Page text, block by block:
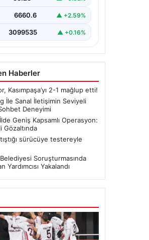
6660.6 ▲ +2.59%
3099535 ▲ +0.16%
Haberler
Kasımpaşa’yı 2-1 mağlup etti!
İle Sanal İletişimin Seviyeli
Deneyimi
İlde Geniş Kapsamlı Operasyon:
Gözaltında
sürücüye testereyle
Soruşturmasında
Yardımcısı Yakalandı